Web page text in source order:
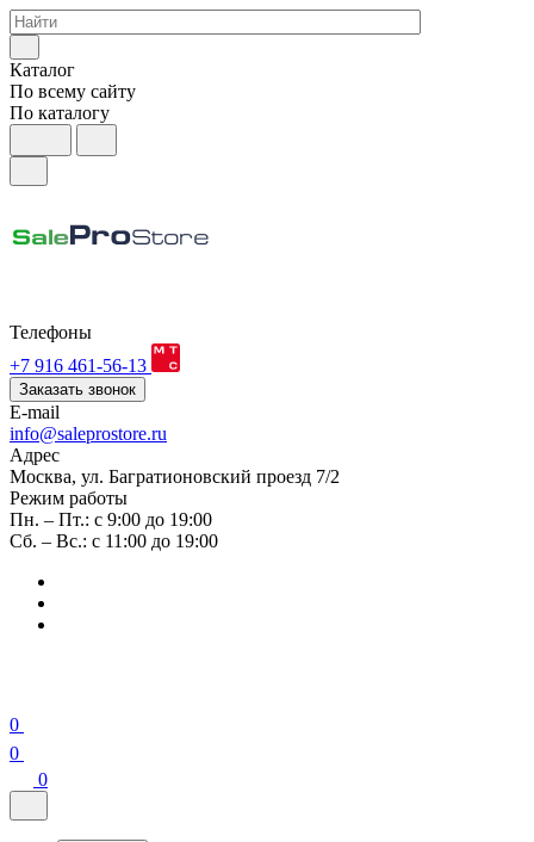
Каталог
По всему сайту
По каталогу
Телефоны
+7 916 461-56-13
Заказать звонок
E-mail
info@saleprostore.ru
Адрес
Москва, ул. Багратионовский проезд 7/2
Режим работы
Пн. – Пт.: с 9:00 до 19:00
Сб. – Вс.: с 11:00 до 19:00
0
0
0